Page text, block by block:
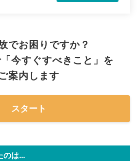
でお困りですか？
今すぐすべきこと」を
案内します
スタート
のは…